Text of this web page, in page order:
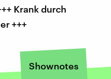
Krank durch
+++
Shownotes